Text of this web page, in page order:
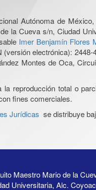
Autónoma de
la Cueva s/n, Ciudad
Imer Benjamín Flores
electrónica): 2448-
Montes de Oca,
reproducción total o
fines comerciales.
Jurídicas se distribuye
Maestro Mario de la
Universitaria, Alc.